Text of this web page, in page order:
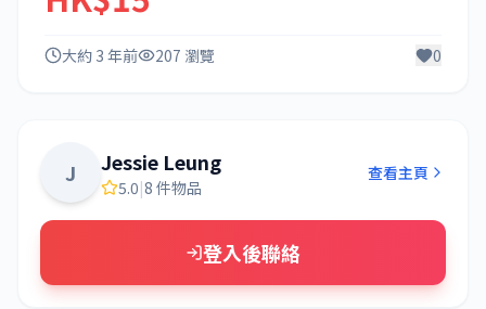
大約 3 年前 207 瀏覽 0
J Jessie Leung
5.0|8 件物品
查看主頁
登入後聯絡